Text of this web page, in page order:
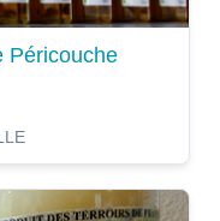
Péricouche